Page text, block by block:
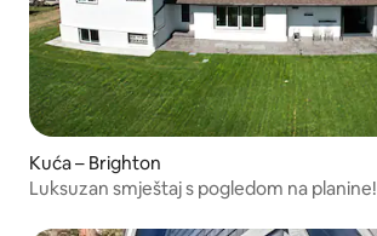
Kuća – Brighton
Luksuzan smještaj s pogledom na planine!